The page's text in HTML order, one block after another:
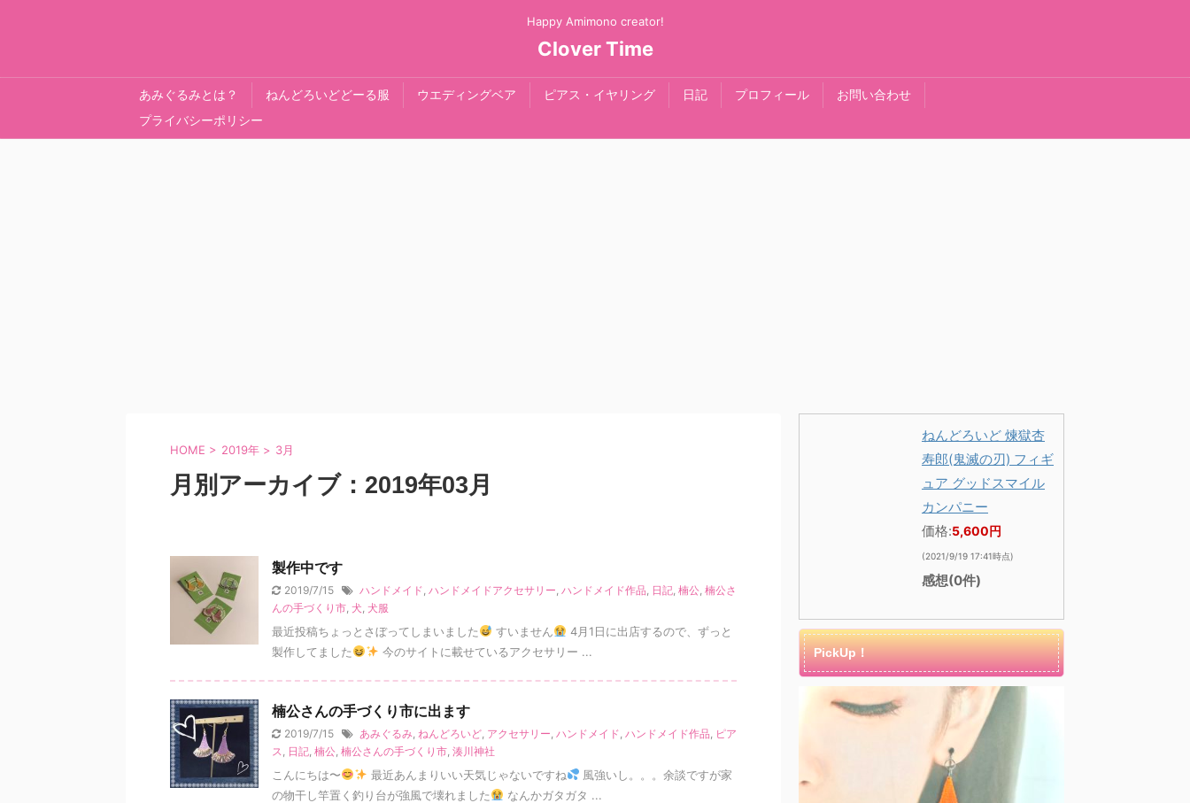
Happy Amimono creator!
Clover Time
あみぐるみとは？ ねんどろいどどーる服 ウエディングベア ピアス・イヤリング 日記 プロフィール
お問い合わせ
プライバシーポリシー
HOME > 2019年 > 3月
月別アーカイブ：2019年03月
製作中です
2019/7/15 ハンドメイド, ハンドメイドアクセサリー, ハンドメイド作品, 日記, 楠公, 楠公さ
んの手づくり市, 犬, 犬服
最近投稿ちょっとさぼってしまいました すいません
4月1日に出店するので、ずっと
製作してました
今のサイトに載せているアクセサリー ...
楠公さんの手づくり市に出ます
2019/7/15 あみぐるみ, ねんどろいど, アクセサリー, ハンドメイド, ハンドメイド作品, ピア
ス, 日記, 楠公, 楠公さんの手づくり市, 湊川神社
こんにちは〜 最近あんまりいい天気じゃないですね
風強いし。。。余談ですが家
の物干し竿置く釣り台が強風で壊れました
なんかガタガタ ...
ねんどろいど 煉獄杏
寿郎(鬼滅の刃) フィギ
ュア グッドスマイル
カンパニー
価格:5,600円
(2021/9/19 17:41時点)
感想(0件)
PickUp！